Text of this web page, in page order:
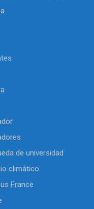
de universidad
climático
France